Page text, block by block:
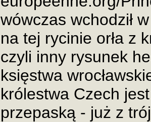
wówczas wchodził
na tej rycinie orła z
czyli inny rysunek
księstwa
królestwa Czech
przepaską - już z